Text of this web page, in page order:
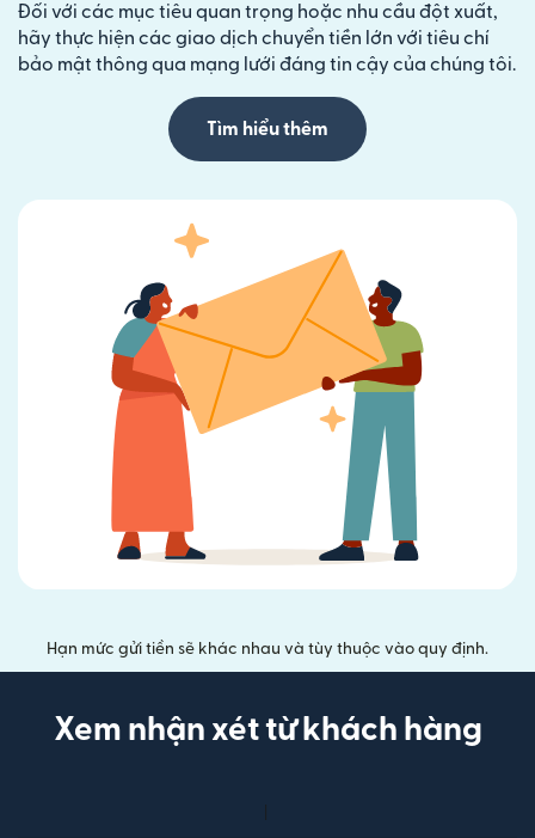
Đối với các mục tiêu quan trọng hoặc nhu cầu đột xuất,
hãy thực hiện các giao dịch chuyển tiền lớn với tiêu chí
bảo mật thông qua mạng lưới đáng tin cậy của chúng tôi.
Tìm hiểu thêm
Hạn mức gửi tiền sẽ khác nhau và tùy thuộc vào quy định.
Xem nhận xét từ khách hàng